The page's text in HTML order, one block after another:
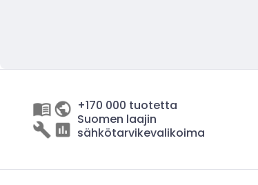
+170 000 tuotetta
Suomen laajin
sähkötarvikevalikoima